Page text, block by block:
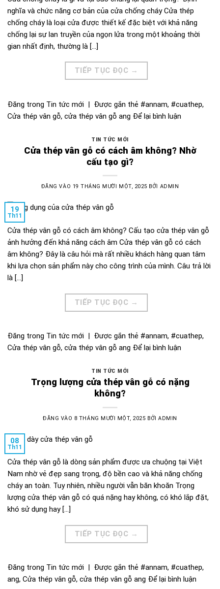
nghĩa và chức năng cơ bản của cửa chống cháy Cửa thép
chống cháy là loại cửa được thiết kế đặc biệt với khả năng
chống lại sự lan truyền của ngọn lửa trong một khoảng thời
gian nhất định, thường là […]
TIẾP TỤC ĐỌC →
Đăng trong Tin tức mới | Được gắn thẻ #annam, #cuathep,
Cửa thép vân gỗ, cửa thép vân gỗ ang Để lại bình luận
TIN TỨC MỚI
Cửa thép vân gỗ có cách âm không? Nhờ
cấu tạo gì?
ĐĂNG VÀO 19 THÁNG MƯỜI MỘT, 2025 BỞI ADMIN
19
Th11
Cửa thép vân gỗ có cách âm không? Cấu tạo cửa thép vân gỗ
ảnh hưởng đến khả năng cách âm Cửa thép vân gỗ có cách
âm không? Đây là câu hỏi mà rất nhiều khách hàng quan tâm
khi lựa chọn sản phẩm này cho công trình của mình. Câu trả lời
là […]
TIẾP TỤC ĐỌC →
Đăng trong Tin tức mới | Được gắn thẻ #annam, #cuathep,
Cửa thép vân gỗ, cửa thép vân gỗ ang Để lại bình luận
TIN TỨC MỚI
Trọng lượng cửa thép vân gỗ có nặng
không?
ĐĂNG VÀO 8 THÁNG MƯỜI MỘT, 2025 BỞIADMIN
08
Th11
Cửa thép vân gỗ là dòng sản phẩm được ưa chuộng tại Việt
Nam nhờ vẻ đẹp sang trọng, độ bền cao và khả năng chống
cháy an toàn. Tuy nhiên, nhiều người vẫn băn khoăn Trọng
lượng cửa thép vân gỗ có quá nặng hay không, có khó lắp đặt,
khó sử dụng hay […]
TIẾP TỤC ĐỌC →
Đăng trong Tin tức mới Được gắn thẻ #annam, #cuathep,
ang, Cửa thép vân gỗ, cửa thép vân gỗ ang Để lại bình luận